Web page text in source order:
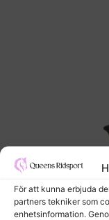
För att kunna erbjuda
partners tekniker som
enhetsinformation.